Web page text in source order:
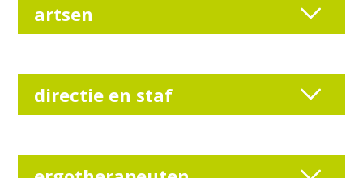
artsen
directie en staf